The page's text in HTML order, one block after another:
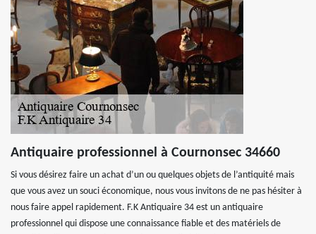
Antiquaire professionnel à Cournonsec 34660
Si vous désirez faire un achat d’un ou quelques objets de l’antiquité mais
que vous avez un souci économique, nous vous invitons de ne pas hésiter à
nous faire appel rapidement. F.K Antiquaire 34 est un antiquaire
professionnel qui dispose une connaissance fiable et des matériels de